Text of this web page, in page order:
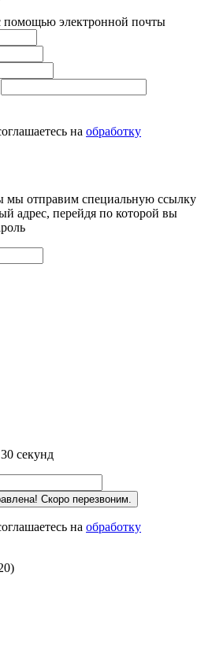
помощью электронной почты
на обработку
мы отправим специальную ссылку
адрес, перейдя по которой вы
секунд
Скоро перезвоним.
на обработку